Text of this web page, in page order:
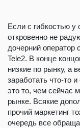
Если с гибкостью у
откровенно не
дочерний оператор
Tele2. В конце
низкие по рынку, а
заработать что-то
это то, чем сейчас
рынке. Всякие
прочий маркетинг
очередь все